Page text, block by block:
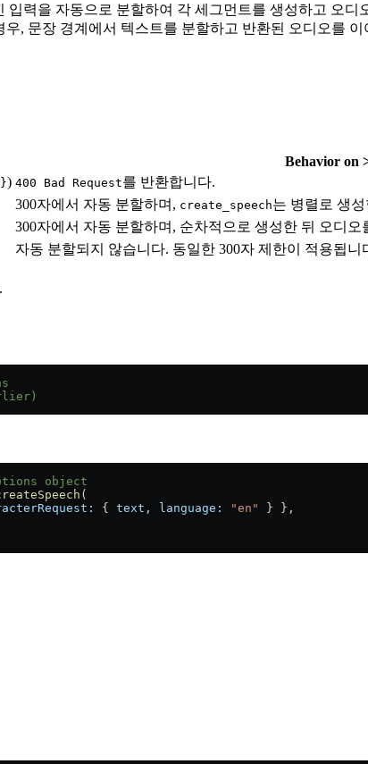
입력을 자동으로 분할하여 각 세그먼트를 생성하고 오
우, 문장 경계에서 텍스트를 분할하고 반환된 오디오를
Behavior on
) 400 Bad Request를 반환합니다.
300자에서 자동 분할하며, create_speech는 병렬로 생
300자에서 자동 분할하며, 순차적으로 생성한 뒤 오디오
자동 분할되지 않습니다. 동일한 300자 제한이 적용됩니
object
(
{ text , language: "en"
} },